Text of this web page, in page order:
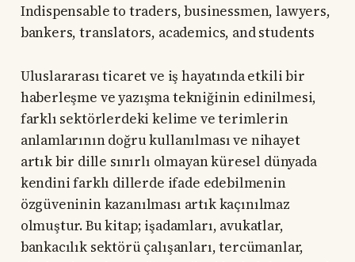
Indispensable to traders, businessmen, lawyers,
bankers, translators, academics, and students
Uluslararası ticaret ve iş hayatında etkili bir
haberleşme ve yazışma tekniğinin edinilmesi,
farklı sektörlerdeki kelime ve terimlerin
anlamlarının doğru kullanılması ve nihayet
artık bir dille sınırlı olmayan küresel dünyada
kendini farklı dillerde ifade edebilmenin
özgüveninin kazanılması artık kaçınılmaz
olmuştur. Bu kitap; işadamları, avukatlar,
bankacılık sektörü çalışanları, tercümanlar,